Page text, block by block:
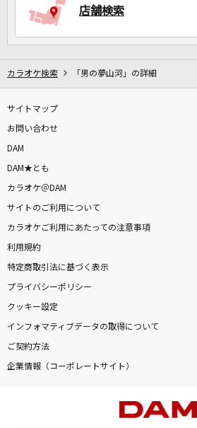
店舗検索
カラオケ検索 「男の夢山河」の詳細
サイトマップ
お問い合わせ
DAM
DAM★とも
カラオケ＠DAM
サイトのご利用について
カラオケご利用にあたっての注意事項
利用規約
特定商取引法に基づく表示
プライバシーポリシー
クッキー設定
インフォマティブデータの取得について
ご契約方法
企業情報（コーポレートサイト）